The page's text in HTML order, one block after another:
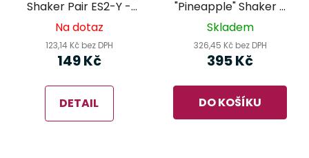
Shaker Pair ES2-Y -
rytmická vejce
Na dotaz
123,14 Kč bez DPH
149 Kč
DETAIL
"Pineapple" Shaker -
NINO595
Skladem
326,45 Kč bez DPH
395 Kč
DO KOŠÍKU